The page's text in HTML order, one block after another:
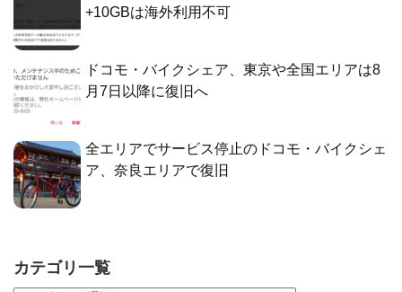
+10GBは海外利用不可
ドコモ・バイクシェア、東京や全国エリアは8
月7日以降に復旧へ
全エリアでサービス停止のドコモ・バイクシェ
ア、奈良エリアで復旧
カテゴリ一覧